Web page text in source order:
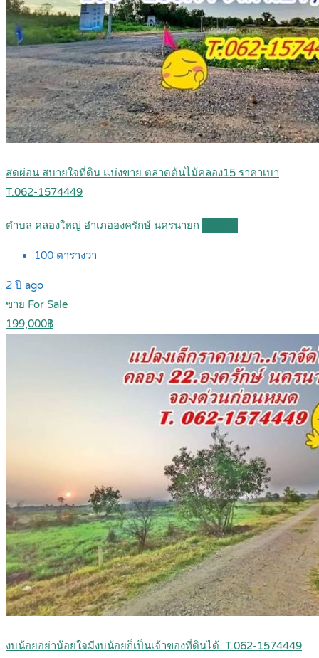
สดผ่อน สบายใจที่ดิน แบ่งขาย ตลาดต้นไม้คลอง15 ราคาเบา
T.062-1574449
ตำบล คลองใหญ่ อำเภอองครักษ์ นครนายก
100 ตารางวา
2 ปี ago
ขาย For Sale
199,000฿
งบน้อยอย่าน้อยใจมีงบน้อยก็เป็นเจ้าของที่ดินได้. T.062-1574449